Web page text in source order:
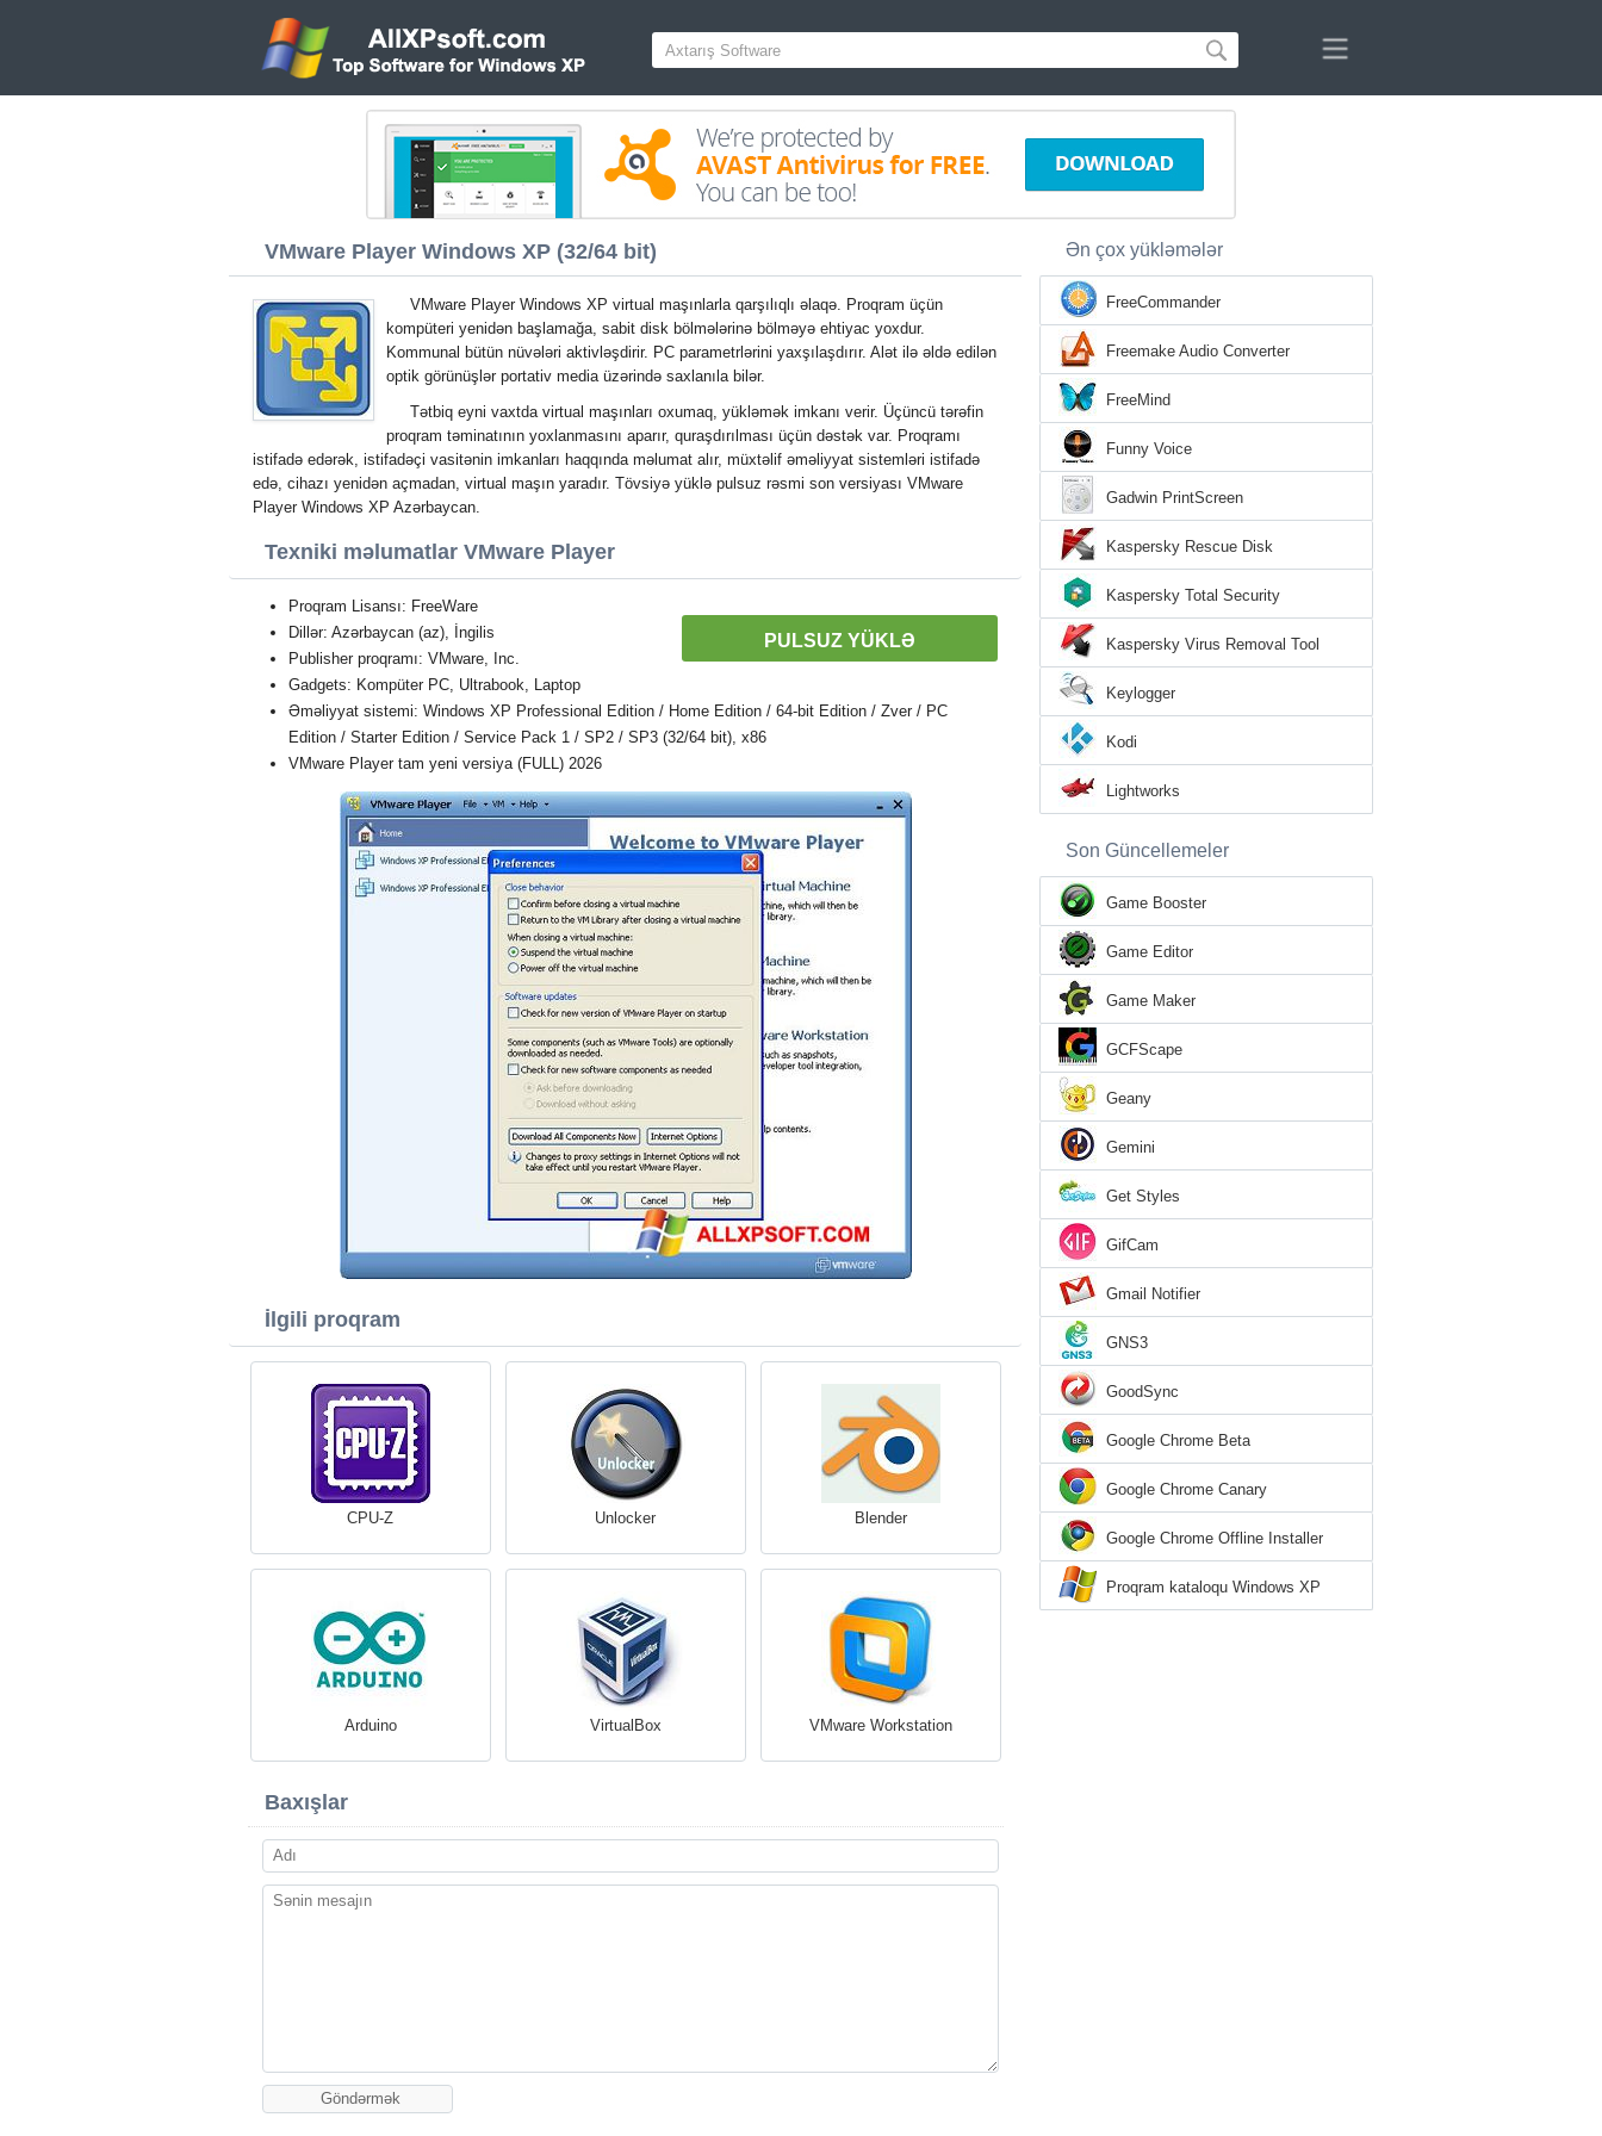
VMware Player Windows XP (32/64 bit)
VMware Player Windows XP virtual maşınlarla qarşılıqlı əlaqə. Proqram üçün
kompüteri yenidən başlamağa, sabit disk bölmələrinə bölməyə ehtiyac yoxdur.
Kommunal bütün nüvələri aktivləşdirir. PC parametrlərini yaxşılaşdırır. Alət ilə əldə edilən
optik görünüşlər portativ media üzərində saxlanıla bilər.
Tətbiq eyni vaxtda virtual maşınları oxumaq, yükləmək imkanı verir. Üçüncü tərəfin
proqram təminatının yoxlanmasını aparır, quraşdırılması üçün dəstək var. Proqramı
istifadə edərək, istifadəçi vasitənin imkanları haqqında məlumat alır, müxtəlif əməliyyat sistemləri istifadə
edə, cihazı yenidən açmadan, virtual maşın yaradır. Tövsiyə yüklə pulsuz rəsmi son versiyası VMware
Player Windows XP Azərbaycan.
Texniki məlumatlar VMware Player
PULSUZ YÜKLƏ
Proqram Lisansı: FreeWare
Dillər: Azərbaycan (az), İngilis
Publisher proqramı: VMware, Inc.
Gadgets: Kompüter PC, Ultrabook, Laptop
Əməliyyat sistemi: Windows XP Professional Edition / Home Edition / 64-bit Edition / Zver / PC
Edition / Starter Edition / Service Pack 1 / SP2 / SP3 (32/64 bit), x86
VMware Player tam yeni versiya (FULL) 2026
İlgili proqram
CPU-Z Unlocker Blender
Arduino VirtualBox VMware Workstation
Baxışlar
Ən çox yükləmələr
FreeCommander
Freemake Audio Converter
FreeMind
Funny Voice
Gadwin PrintScreen
Kaspersky Rescue Disk
Kaspersky Total Security
Kaspersky Virus Removal Tool
Keylogger
Kodi
Lightworks
Son Güncellemeler
Game Booster
Game Editor
Game Maker
GCFScape
Geany
Gemini
Get Styles
GifCam
Gmail Notifier
GNS3
GoodSync
Google Chrome Beta
Google Chrome Canary
Google Chrome Offline Installer
Proqram kataloqu Windows XP